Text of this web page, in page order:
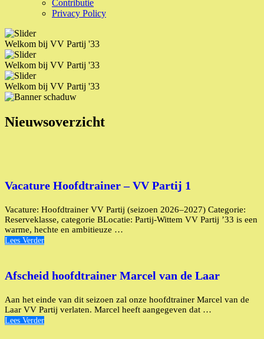
Contributie
Privacy Policy
Welkom bij VV Partij '33
Welkom bij VV Partij '33
Welkom bij VV Partij '33
Nieuwsoverzicht
Vacature Hoofdtrainer – VV Partij 1
Vacature: Hoofdtrainer VV Partij (seizoen 2026–2027) Categorie:
Reserveklasse, categorie BLocatie: Partij-Wittem VV Partij ’33 is een
warme, hechte en ambitieuze …
Lees Verder
Afscheid hoofdtrainer Marcel van de Laar
Aan het einde van dit seizoen zal onze hoofdtrainer Marcel van de
Laar VV Partij verlaten. Marcel heeft aangegeven dat …
Lees Verder